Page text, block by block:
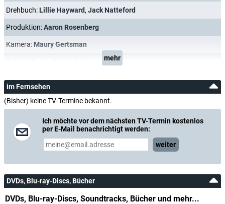
Drehbuch: Lillie Hayward, Jack Natteford
Produktion:Aaron Rosenberg
Kamera: Maury Gertsman
mehr
im Fernsehen
(Bisher) keine TV-Termine bekannt.
Ich möchte vor dem nächsten TV-Termin kostenlos
per E-Mail benachrichtigt werden:
weiter
DVDs, Blu-ray-Discs, Bücher
DVDs, Blu-ray-Discs, Soundtracks, Bücher und mehr...